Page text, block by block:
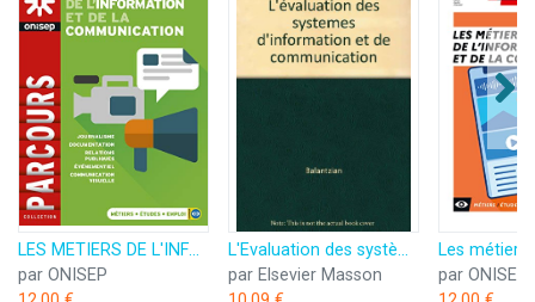
LES METIERS DE L'INFORMATION ET DE LA COMMUNICATION
par ONISEP
L'Evaluation des systèmes d'information et de communication
par Elsevier Masson
par ONISEP